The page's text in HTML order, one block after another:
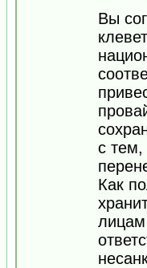
Вы
с тем,
Как